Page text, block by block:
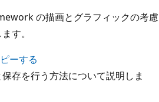
の描画とグラフィックの考慮
す。
ーする
存を行う方法について説明しま